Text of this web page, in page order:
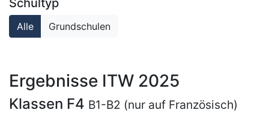
Alle Grundschulen
Ergebnisse ITW 2025
Klassen F4 B1-B2 (nur auf Französisch)